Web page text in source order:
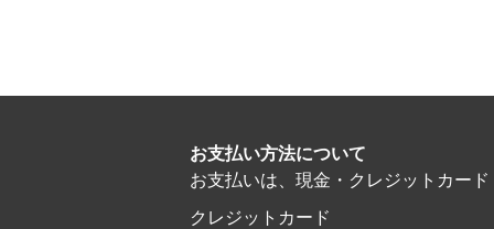
お支払い方法について
お支払いは、現金・クレジットカー
クレジットカード